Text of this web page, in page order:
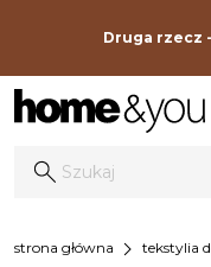
Druga rzecz
strona główna chevron_right tekstylia